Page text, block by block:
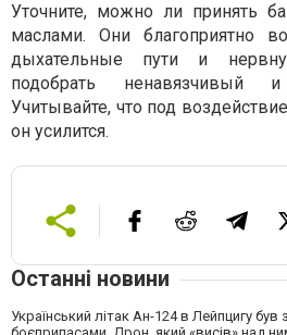
Уточните, можно ли принять
маслами. Они благоприятно
дыхательные пути и
подобрать ненавязчивый
Учитывайте, что под
он усилится.
Останні новини
Український літак Ан-124 в Лейпцигу був